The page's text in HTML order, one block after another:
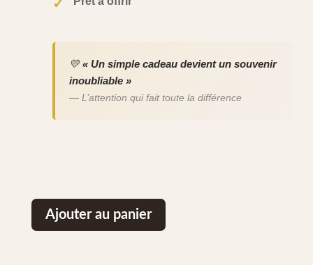
✓
💛« Un simple cadeau devient un souvenir
inoubliable »
— L’attention qui fait toute la différence
Ajouter au panier